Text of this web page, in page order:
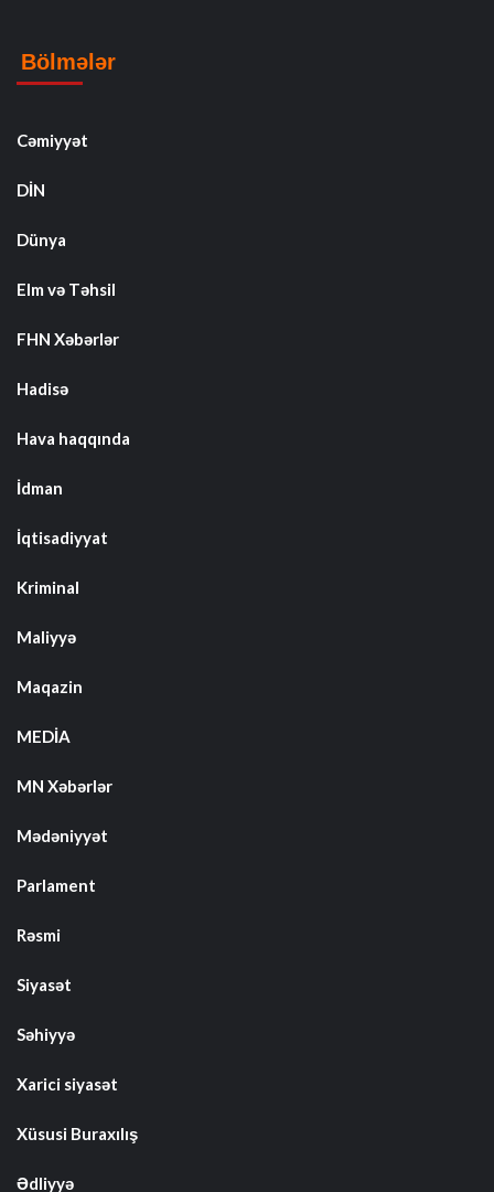
Bölmələr
Cəmiyyət
DİN
Dünya
Elm və Təhsil
FHN Xəbərlər
Hadisə
Hava haqqında
İdman
İqtisadiyyat
Kriminal
Maliyyə
Maqazin
MEDİA
MN Xəbərlər
Mədəniyyət
Parlament
Rəsmi
Siyasət
Səhiyyə
Xarici siyasət
Xüsusi Buraxılış
Ədliyyə